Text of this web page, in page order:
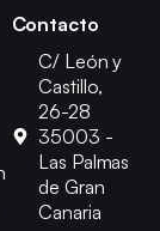
Contacto
C/ León y
Castillo,
26-28
35003 -
Las Palmas
de Gran
Canaria